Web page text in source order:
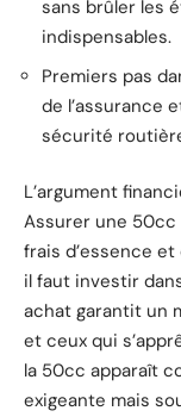
sans brûler les
indispensables.
Premiers pas
de l’assurance
sécurité
L’argument
Assurer une 50cc
frais d’essence
il faut investir
achat garantit un
et ceux qui
la 50cc apparaît
exigeante mais